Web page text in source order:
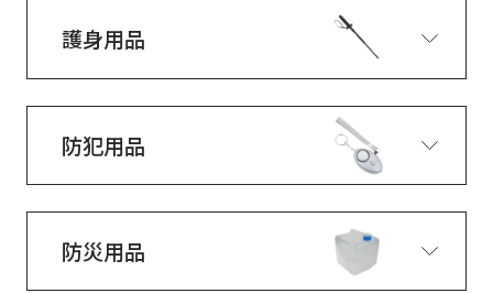
護身用品
防犯用品
防災用品